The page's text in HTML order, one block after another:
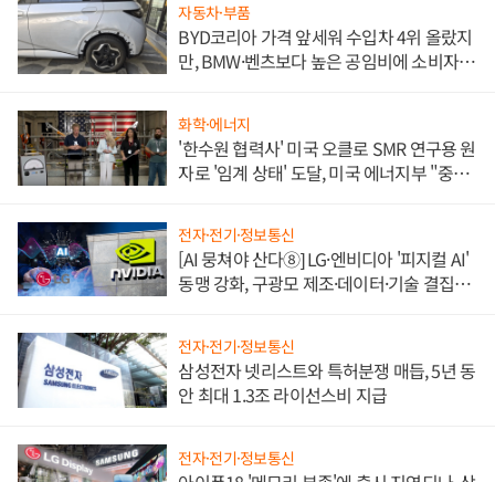
자동차·부품
BYD코리아 가격 앞세워 수입차 4위 올랐지
만, BMW·벤츠보다 높은 공임비에 소비자
화학·에너지
'한수원 협력사' 미국 오클로 SMR 연구용 원
자로 '임계 상태' 도달, 미국 에너지부 "중요
전자·전기·정보통신
[AI 뭉쳐야 산다⑧] LG·엔비디아 '피지컬 AI'
동맹 강화, 구광모 제조·데이터·기술 결집
전자·전기·정보통신
삼성전자 넷리스트와 특허분쟁 매듭, 5년 동
안 최대 1.3조 라이선스비 지급
전자·전기·정보통신